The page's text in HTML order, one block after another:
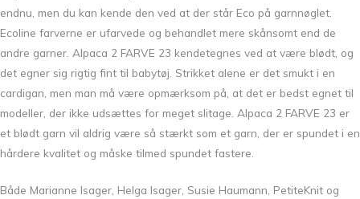
endnu, men du kan kende den ved at der står Eco på garnnøglet.
Ecoline farverne er ufarvede og behandlet mere skånsomt end de
andre garner. Alpaca 2 FARVE 23 kendetegnes ved at være blødt, og
det egner sig rigtig fint til babytøj. Strikket alene er det smukt i en
cardigan, men man må være opmærksom på, at det er bedst egnet til
modeller, der ikke udsættes for meget slitage. Alpaca 2 FARVE 23 er
et blødt garn vil aldrig være så stærkt som et garn, der er spundet i en
hårdere kvalitet og måske tilmed spundet fastere.
Både Marianne Isager, Helga Isager, Susie Haumann, PetiteKnit og